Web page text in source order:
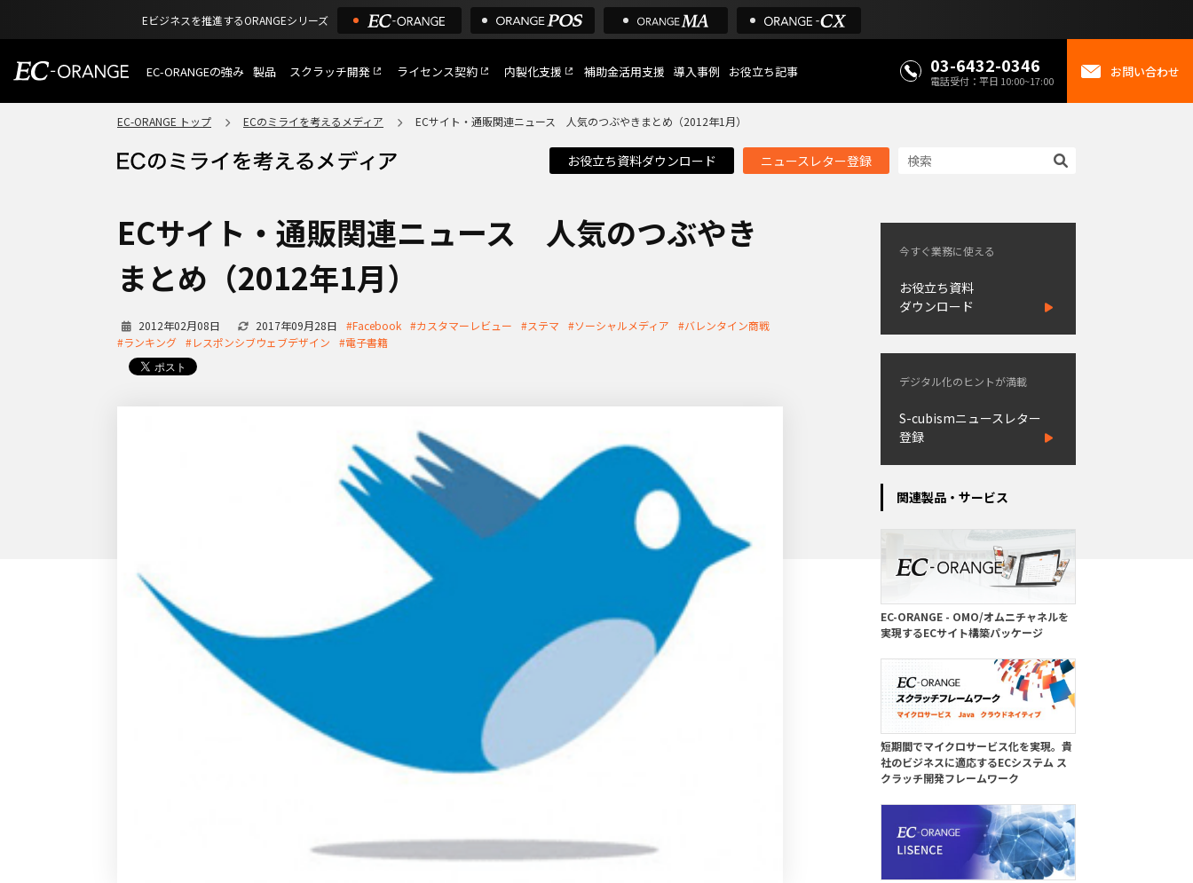
Eビジネスを推進するORANGEシリーズ
EC-ORANGEの強み
選ばれる理由
ECサイトのリプレイス
機能一覧
外部サービス連携
インフラ環境・サポート
製品
特長
ショッピングモール型 EC
通販受注対応
ECと通販の連動を可能に
EC運用支援
継続的に結果を出し続けるECサイトへ
スクラッチ開発 ライセンス契約 内製化支援 補助金活用支援 導入事例 お役立ち記事 03-6432-0346
電話受付：平日 10:00~17:00
お問い合わせ
EC-ORANGE トップ ECのミライを考えるメディア ECサイト・通販関連ニュース 人気のつぶやきまとめ（2012年1月）
お役立ち資料ダウンロード ニュースレター登録
ECサイト・通販関連ニュース 人気のつぶやき
まとめ（2012年1月）
2012年02月08日 2017年09月28日 #Facebook #カスタマーレビュー #ステマ #ソーシャルメディア
#バレンタイン商戦
#ランキング #レスポンシブウェブデザイン #電子書籍
今すぐ業務に使える
お役立ち資料
ダウンロード
デジタル化のヒントが満載
S-cubismニュースレター
登録
関連製品・サービス
EC-ORANGE - OMO/オムニチャネルを
実現するECサイト構築パッケージ
短期間でマイクロサービス化を実現。貴
社のビジネスに適応するECシステム ス
クラッチ開発フレームワーク